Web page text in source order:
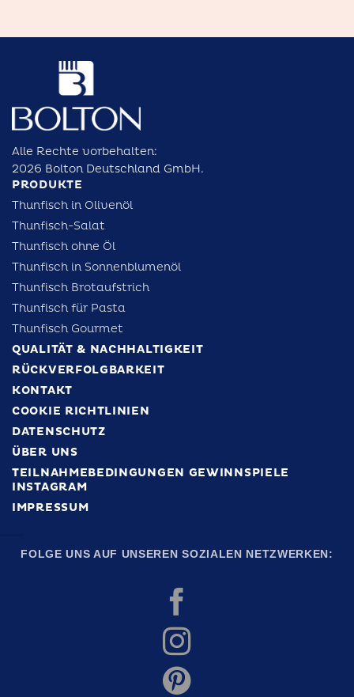
Alle Rechte vorbehalten:
2026 Bolton Deutschland GmbH.
PRODUKTE
Thunfisch in Olivenöl
Thunfisch-Salat
Thunfisch ohne Öl
Thunfisch in Sonnenblumenöl
Thunfisch Brotaufstrich
Thunfisch für Pasta
Thunfisch Gourmet
QUALITÄT & NACHHALTIGKEIT
RÜCKVERFOLGBARKEIT
KONTAKT
COOKIE RICHTLINIEN
DATENSCHUTZ
ÜBER UNS
TEILNAHMEBEDINGUNGEN GEWINNSPIELE
INSTAGRAM
IMPRESSUM
FOLGE UNS AUF UNSEREN SOZIALEN NETZWERKEN: